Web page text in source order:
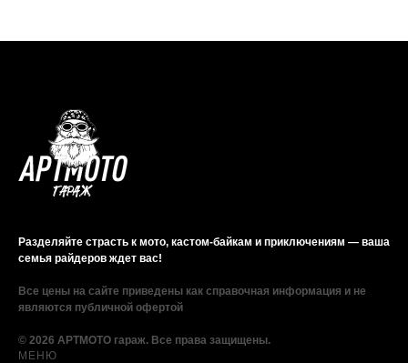
Разделяйте страсть к мото, кастом-байкам и приключениям — ваша
семья райдеров ждет вас!
Все цены на сайте приведены как справочная информация и не
являются публичной офертой
© 2026 АРТМОТО гараж. Все права защищены.
МЕНЮ